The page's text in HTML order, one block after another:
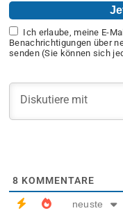
Ich erlaube, meine E-
Benachrichtigungen über
senden (Sie können sich
8 KOMMENTARE
neuste